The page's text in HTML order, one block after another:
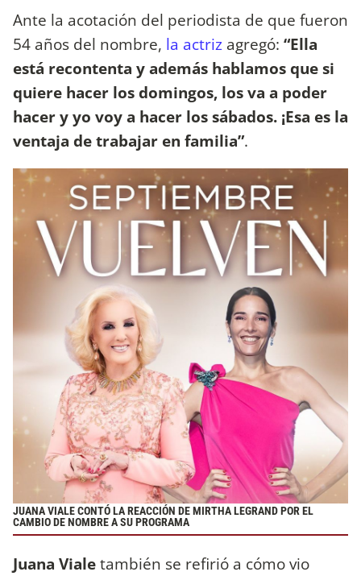
Ante la acotación del periodista de que fueron
54 años del nombre, la actriz agregó: “Ella
está recontenta y además hablamos que si
quiere hacer los domingos, los va a poder
hacer y yo voy a hacer los sábados. ¡Esa es la
ventaja de trabajar en familia”.
JUANA VIALE CONTÓ LA REACCIÓN DE MIRTHA LEGRAND POR EL
CAMBIO DE NOMBRE A SU PROGRAMA
Juana Vialetambién se refirió a cómo vio